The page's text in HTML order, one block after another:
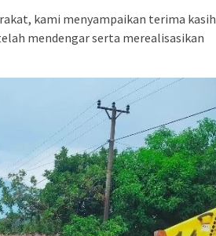
kami menyampaikan terima kasih
mendengar serta merealisasikan